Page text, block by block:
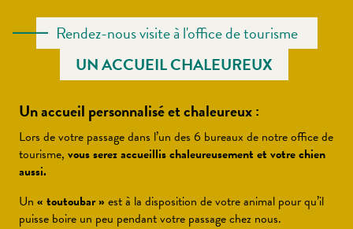
Rendez-nous visite à l'office de tourisme
UN ACCUEIL CHALEUREUX
Un accueil personnalisé et chaleureux :
Lors de votre passage dans l’un des 6 bureaux de notre office de
tourisme, vous serez accueillis chaleureusement et votre chien
aussi.
Un « toutoubar » est à la disposition de votre animal pour qu’il
puisse boire un peu pendant votre passage chez nous.